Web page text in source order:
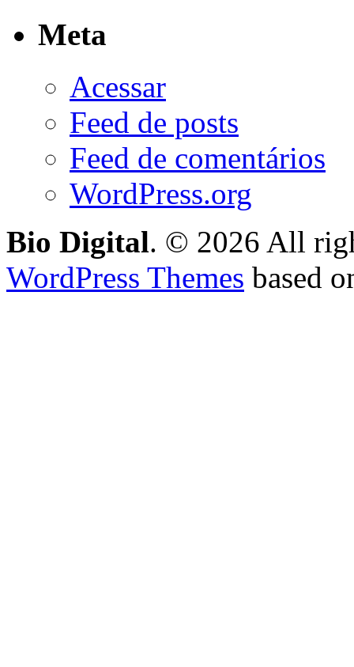
Meta
Acessar
Feed de posts
Feed de comentários
WordPress.org
Bio Digital. © 2026 All
WordPress Themes based